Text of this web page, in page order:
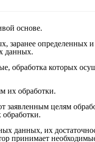
основе.
заранее определенных
данных.
обработка которых
их обработки.
целям
данных, их
принимает